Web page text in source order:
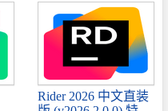
Rider 2026 中文直装